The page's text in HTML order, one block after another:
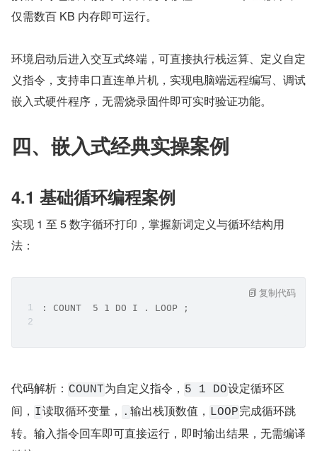
仅需数百 KB 内存即可运行。
环境启动后进入交互式终端，可直接执行栈运算、定义自定
义指令，支持串口直连单片机，实现电脑端远程编写、调试
嵌入式硬件程序，无需烧录固件即可实时验证功能。
四、嵌入式经典实操案例
4.1 基础循环编程案例
实现 1 至 5 数字循环打印，掌握新词定义与循环结构用
法：
: COUNT  5 1 DO I . LOOP ;
复制代码
代码解析： COUNT为自定义指令， 5 1 DO设定循环区
间， I读取循环变量， . 输出栈顶数值， LOOP完成循环跳
转。输入指令回车即可直接运行，即时输出结果，无需编译